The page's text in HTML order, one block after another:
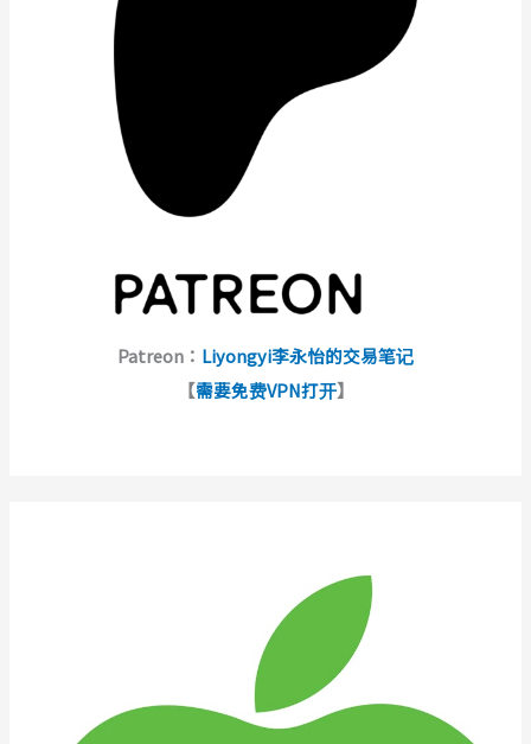
Patreon： Liyongyi李永怡的交易笔记
【需要免费VPN打开】